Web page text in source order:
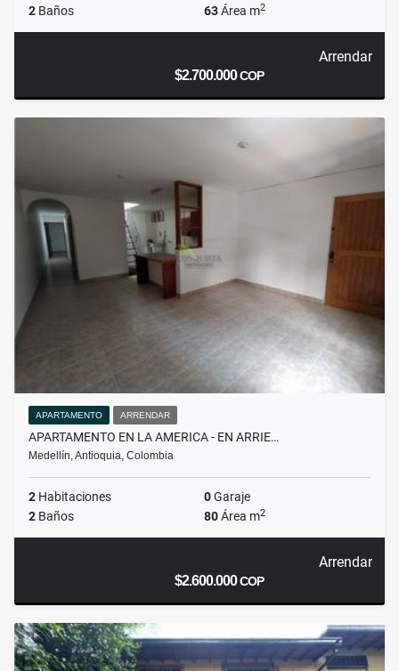
2 Baños 63Área m2
Arrendar
$2.700.000COP
APARTAMENTO ARRENDAR
APARTAMENTO EN LA AMERICA - EN ARRIE…
Medellín, Antioquia, Colombia
2 Habitaciones 0Garaje
2 Baños 80Área m2
Arrendar
$2.600.000COP